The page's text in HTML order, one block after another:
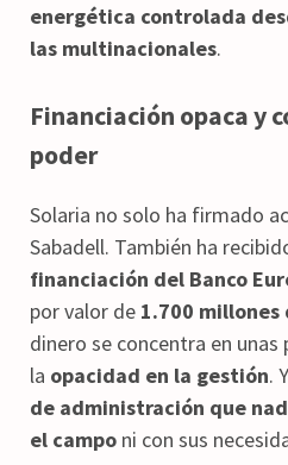
energética controlada
las multinacionales.
Financiación opaca y
poder
Solaria no solo ha firmado
Sabadell. También ha
financiación del Banco
por valor de 1.700 millones
dinero se concentra en
la opacidad en la gestión.
de administración que
el campo ni con sus